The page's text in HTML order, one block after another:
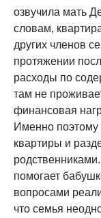
озвучила мать
словам,
других членов
протяжении
расходы по
там не
финансовая
Именно поэтому
квартиры и
помогает
вопросами
что семья